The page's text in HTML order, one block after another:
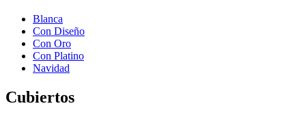
Blanca
Con Diseño
Con Oro
Con Platino
Navidad
Cubiertos